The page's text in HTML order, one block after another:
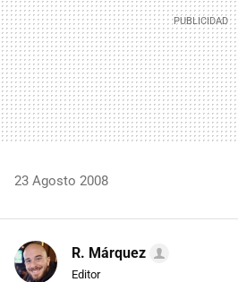
23 Agosto 2008
R. Márquez
Editor